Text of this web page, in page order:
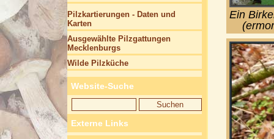
Ein
Pilzkartierungen - Daten und
Karten
Ausgewählte Pilzgattungen
Mecklenburgs
Wilde Pilzküche
Website-Suche
Externe Links